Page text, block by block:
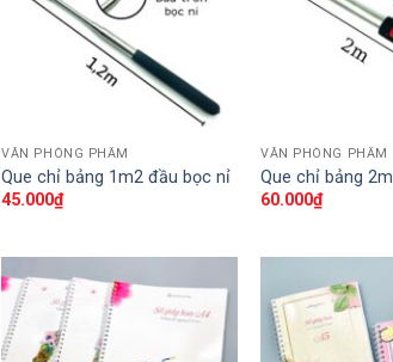
VĂN PHÒNG PHẨM
Que chỉ bảng 1m2 đầu bọc nỉ
45.000₫
VĂN PHÒNG PHẨM
Que chỉ bảng 2m
60.000₫